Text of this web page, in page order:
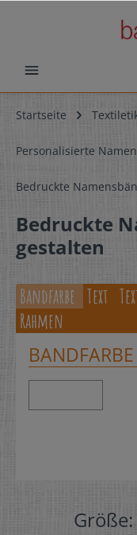
Startseite
Personalisierte
Bedruckte
Bedruckte
gestalten
Bandfarbe Text
Rahmen
BANDFARBE
Größe: